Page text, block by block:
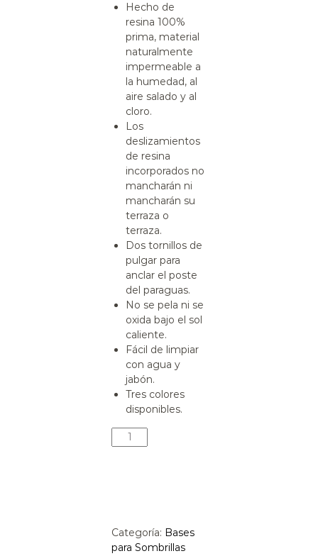
Hecho de
resina 100%
prima, material
naturalmente
impermeable a
la humedad, al
aire salado y al
cloro.
Los
deslizamientos
de resina
incorporados no
mancharán ni
mancharán su
terraza o
terraza.
Dos tornillos de
pulgar para
anclar el poste
del paraguas.
No se pela ni se
oxida bajo el sol
caliente.
Fácil de limpiar
con agua y
jabón.
Tres colores
disponibles.
Categoría: Bases
para Sombrillas